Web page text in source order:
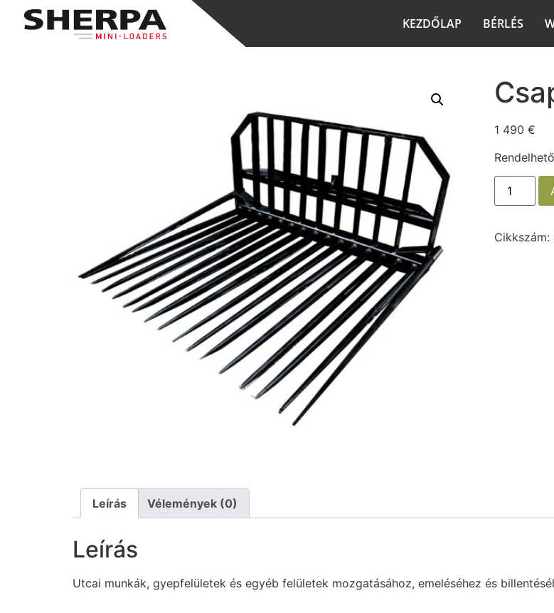
KEZDŐLAP BÉRLÉS
1 490 €
Rendelhető
Cikkszám:
Leírás Vélemények (0)
Leírás
Utcai munkák, gyepfelületek és egyéb felületek mozgatásához, emeléséhez és